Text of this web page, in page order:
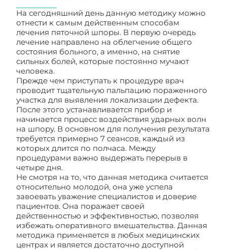
На сегодняшний день данную методику можно
отнести к самым действенным способам
лечения пяточной шпоры. В первую очередь
лечение направлено на облегчение общего
состояния больного, а именно, на снятие
сильных болей, которые постоянно мучают
человека.
Прежде чем приступать к процедуре врач
проводит тщательную пальпацию пораженного
участка для выявления локализации дефекта.
После этого устанавливается прибор и
начинается процесс воздействия ударных волн
на шпору. В основном для получения результата
требуется примерно 7 сеансов, каждый из
которых длится по полчаса. Между
процедурами важно выдержать перерыв в
четыре дня.
Не смотря на то, что данная методика считается
относительно молодой, она уже успела
завоевать уважение специалистов и доверие
пациентов. Она поражает своей
действенностью и эффективностью, позволяя
избежать оперативного вмешательства. Данная
методика применяется в любых медицинских
центрах и является достаточно доступной